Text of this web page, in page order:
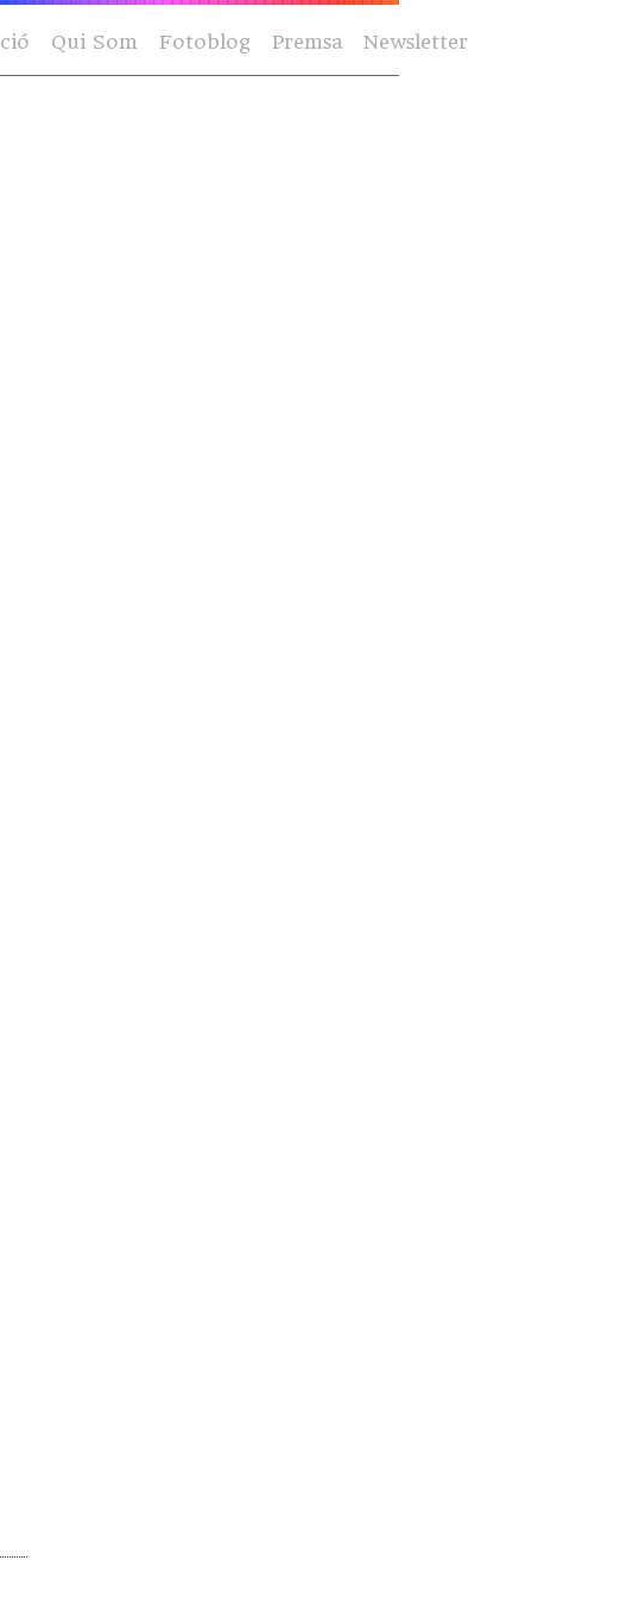
Qui Som Fotoblog Premsa Newsletter